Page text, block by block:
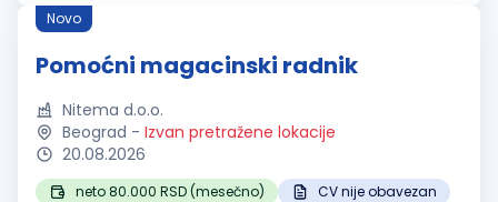
Novo
Pomoćni magacinski radnik
Nitema d.o.o.
Beograd - Izvan pretražene lokacije
20.08.2026
neto 80.000 RSD (mesečno)
CV nije obavezan